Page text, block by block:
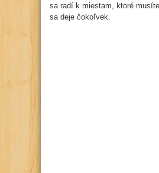
sa radí k miestam, ktoré
sa deje čokoľvek.